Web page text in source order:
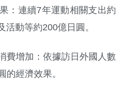
： 連續7年運動相關支出約
活動等約200億日圓 。
費增加 ： 依據訪日外國人數
的經濟效果。